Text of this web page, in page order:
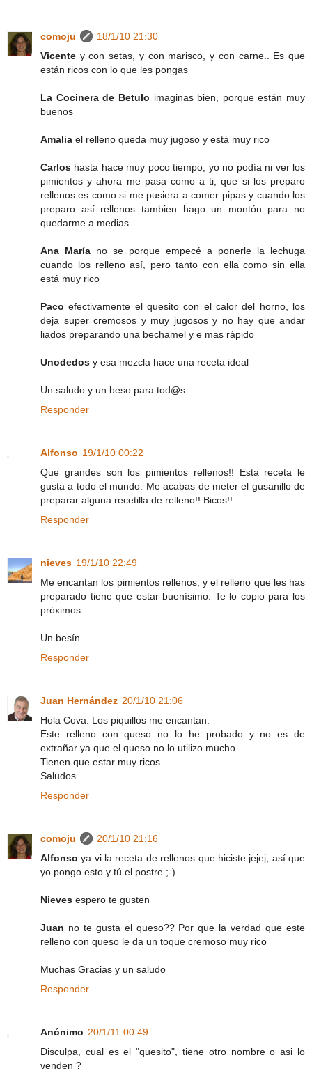
comoju
18/1/10 21:30
Vicente y con setas, y con marisco, y con carne.. Es que
están ricos con lo que les pongas
La Cocinera de Betulo imaginas bien, porque están muy
buenos
Amalia el relleno queda muy jugoso y está muy rico
Carlos hasta hace muy poco tiempo, yo no podía ni ver los
pimientos y ahora me pasa como a ti, que si los preparo
rellenos es como si me pusiera a comer pipas y cuando los
preparo así rellenos tambien hago un montón para no
quedarme a medias
Ana María no se porque empecé a ponerle la lechuga
cuando los relleno así, pero tanto con ella como sin ella
está muy rico
Pacoefectivamente el quesito con el calor del horno, los
deja super cremosos y muy jugosos y no hay que andar
liados preparando una bechamel y e mas rápido
Unodedos y esa mezcla hace una receta ideal
Un saludo y un beso para tod@s
Responder
Alfonso 19/1/10 00:22
Que grandes son los pimientos rellenos!! Esta receta le
gusta a todo el mundo. Me acabas de meter el gusanillo de
preparar alguna recetilla de relleno!! Bicos!!
Responder
nieves 19/1/10 22:49
Me encantan los pimientos rellenos, y el relleno que les has
preparado tiene que estar buenísimo. Te lo copio para los
próximos.
Un besín.
Responder
Juan Hernández 20/1/10 21:06
Hola Cova. Los piquillos me encantan.
Este relleno con queso no lo he probado y no es de
extrañar ya que el queso no lo utilizo mucho.
Tienen que estar muy ricos.
Saludos
Responder
comoju
20/1/10 21:16
Alfonsoya vi la receta de rellenos que hiciste jejej, así que
yo pongo esto y tú el postre ;-)
Nieves espero te gusten
Juan no te gusta el queso?? Por que la verdad que este
relleno con queso le da un toque cremoso muy rico
Muchas Gracias y un saludo
Responder
Anónimo 20/1/11 00:49
Disculpa, cual es el "quesito", tiene otro nombre o asi lo
venden ?